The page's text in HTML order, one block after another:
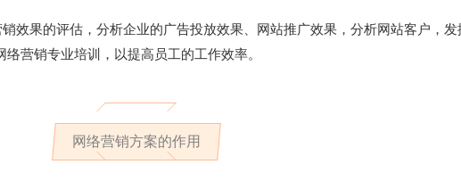
效果的评估，分析企业的广告投放效果、网站推广效果，分析网站客户，发
营销专业培训，以提高员工的工作效率。
网络营销方案的作用